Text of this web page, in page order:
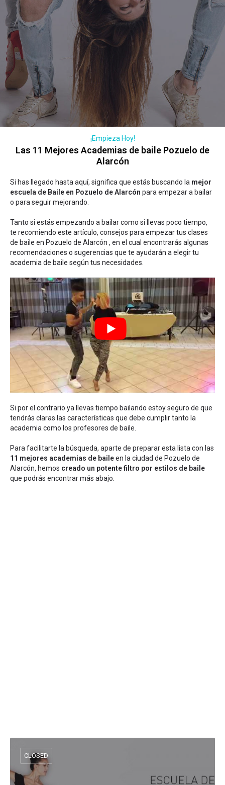
¡Empieza Hoy!
Las 11 Mejores Academias de baile Pozuelo de
Alarcón
Si has llegado hasta aquí, significa que estás buscando la mejor
escuela de Baile en Pozuelo de Alarcón para empezar a bailar
o para seguir mejorando.
Tanto si estás empezando a bailar como si llevas poco tiempo,
te recomiendo este artículo, consejos para empezar tus clases
de baile en Pozuelo de Alarcón , en el cual encontrarás algunas
recomendaciones o sugerencias que te ayudarán a elegir tu
academia de baile según tus necesidades.
Si por el contrario ya llevas tiempo bailando estoy seguro de que
tendrás claras las características que debe cumplir tanto la
academia como los profesores de baile.
Para facilitarte la búsqueda, aparte de preparar esta lista con las
11 mejores academias de baileen la ciudad de Pozuelo de
Alarcón, hemos creado un potente filtro por estilos de baile
que podrás encontrar más abajo.
CLOSED